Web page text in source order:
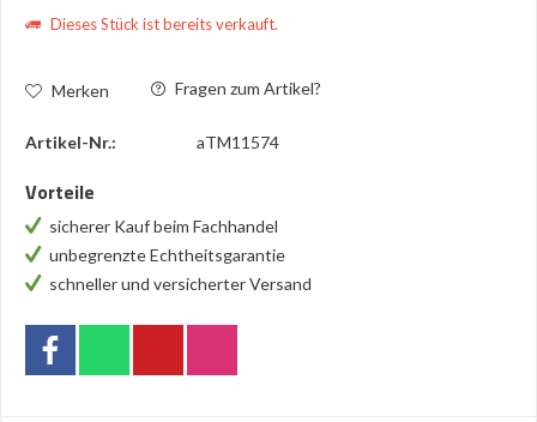
Dieses Stück ist bereits verkauft.
Merken Fragen zum Artikel?
Artikel-Nr.: aTM11574
Vorteile
sicherer Kauf beim Fachhandel
unbegrenzte Echtheitsgarantie
schneller und versicherter Versand